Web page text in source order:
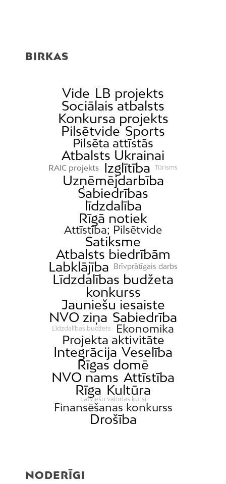
BIRKAS
Vide LB projekts
Sociālais atbalsts
Konkursa projekts
Pilsētvide Sports
Pilsēta attīstās
Atbalsts Ukrainai
RAIC projekts Izglītība Tūrisms
Uzņēmējdarbība
Sabiedrības
līdzdalība
Rīgā notiek
Attīstība; Pilsētvide
Satiksme
Atbalsts biedrībām
Labklājība
Brīvprātīgais darbs
Līdzdalības budžeta
konkurss
Jauniešu iesaiste
NVO ziņa Sabiedrība
Līdzdalības budžets Ekonomika
Projekta aktivitāte
Integrācija Veselība
Rīgas domē
NVO nams Attīstība
Rīga Kultūra
Latviešu valodas kursi
Finansēšanas konkurss
Drošība
NODERĪGI